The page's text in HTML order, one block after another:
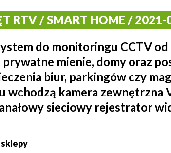
RTV / SMART HOME /
do monitoringu CCTV
mienie, domy oraz
biur, parkingów czy
wchodzą kamera zewnętrzna
sieciowy rejestrator